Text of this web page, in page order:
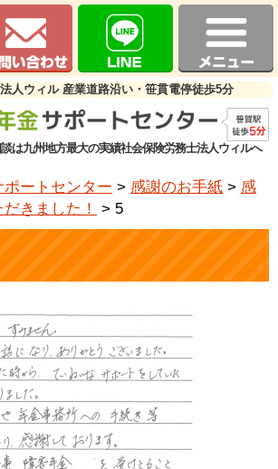
人ウィル 産業道路沿い・笹貫電停徒歩5分
は九州地方最大の実績社会保険労務士法人ウィルへ
ートセンター > 感謝のお手紙 > 感
きました！
> 5